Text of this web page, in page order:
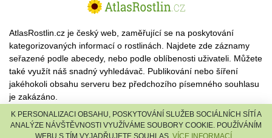
AtlasRostlin.cz je český web, zaměřující se na poskytování
kategorizovaných informací o rostlinách. Najdete zde záznamy
seřazené podle abecedy, nebo podle oblíbenosti uživateli. Můžete
také využít náš snadný vyhledávač. Publikování nebo šíření
jakéhokoli obsahu serveru bez předchozího písemného souhlasu
je zakázáno.
© 2026 AtlasRostlin.cz |TISCALI MEDIA, a.s.|Člen skupiny
DIGNITY, s.r.o.
K PERSONALIZACI OBSAHU, POSKYTOVÁNÍ SLUŽEB SOCIÁLNÍCH SÍTÍ A
ANALÝZE NÁVŠTĚVNOSTI VYUŽÍVÁME SOUBORY COOKIE. POUŽÍVÁNÍM
WEBU S TÍM VYJADŘUJETE SOUHLAS. VÍCE INFORMACÍ...